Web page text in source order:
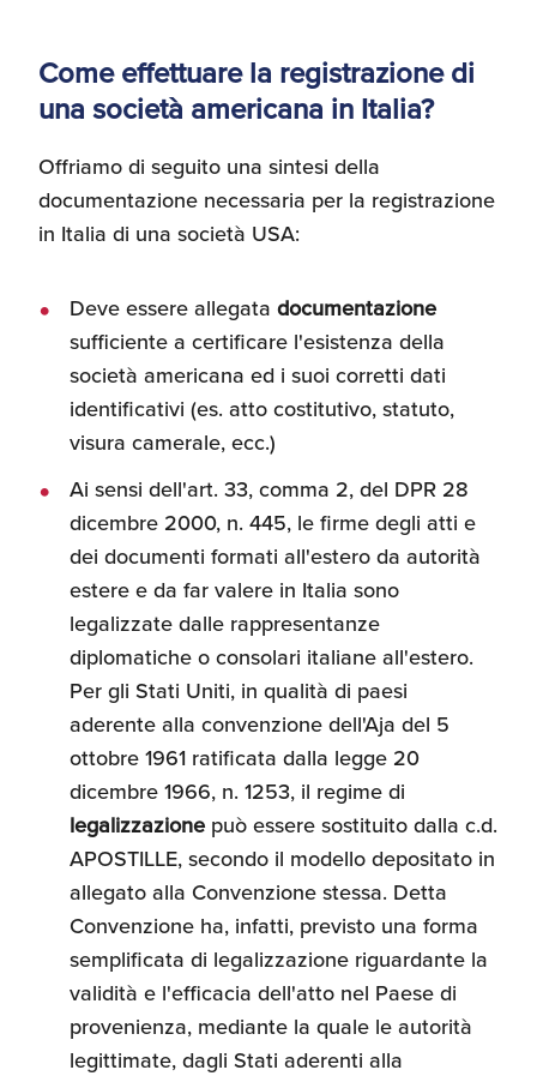
Ricerche di Mercato
Assicurazioni, Permessi
e Licenze
Umane
Come effettuare la registrazione di
una società americana in Italia?
Offriamo di seguito una sintesi della
documentazione necessaria per la registrazione
in Italia di una società USA:
Deve essere allegata documentazione
sufficiente a certificare l'esistenza della
società americana ed i suoi corretti dati
identificativi (es. atto costitutivo, statuto,
visura camerale, ecc.)
Ai sensi dell'art. 33, comma 2, del DPR 28
dicembre 2000, n. 445, le firme degli atti e
dei documenti formati all'estero da autorità
estere e da far valere in Italia sono
legalizzate dalle rappresentanze
diplomatiche o consolari italiane all'estero.
Per gli Stati Uniti, in qualità di paesi
aderente alla convenzione dell'Aja del 5
ottobre 1961 ratificata dalla legge 20
dicembre 1966, n. 1253, il regime di
legalizzazione può essere sostituito dalla c.d.
APOSTILLE, secondo il modello depositato in
allegato alla Convenzione stessa. Detta
Convenzione ha, infatti, previsto una forma
semplificata di legalizzazione riguardante la
validità e l'efficacia dell'atto nel Paese di
provenienza, mediante la quale le autorità
legittimate, dagli Stati aderenti alla